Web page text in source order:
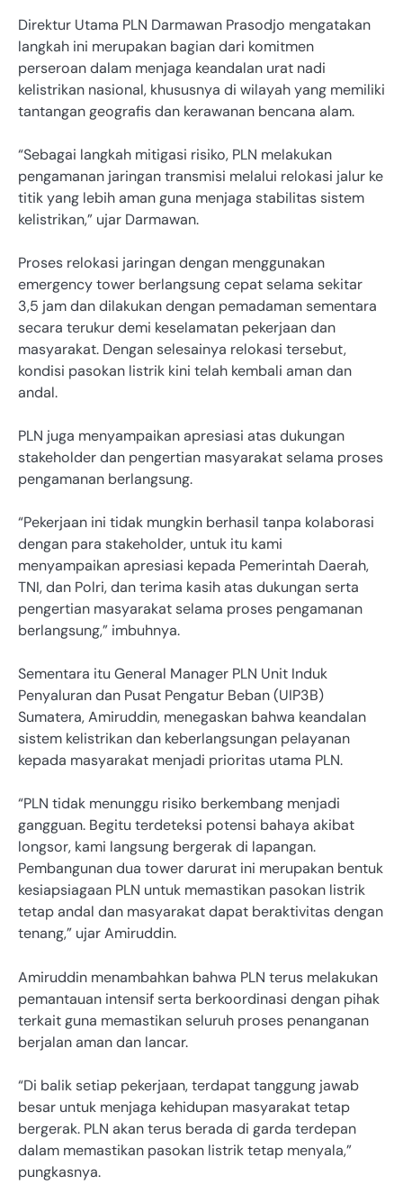
Direktur Utama PLN Darmawan Prasodjo mengatakan
langkah ini merupakan bagian dari komitmen
perseroan dalam menjaga keandalan urat nadi
kelistrikan nasional, khususnya di wilayah yang memiliki
tantangan geografis dan kerawanan bencana alam.
“Sebagai langkah mitigasi risiko, PLN melakukan
pengamanan jaringan transmisi melalui relokasi jalur ke
titik yang lebih aman guna menjaga stabilitas sistem
kelistrikan,” ujar Darmawan.
Proses relokasi jaringan dengan menggunakan
emergency tower berlangsung cepat selama sekitar
3,5 jam dan dilakukan dengan pemadaman sementara
secara terukur demi keselamatan pekerjaan dan
masyarakat. Dengan selesainya relokasi tersebut,
kondisi pasokan listrik kini telah kembali aman dan
andal.
PLN juga menyampaikan apresiasi atas dukungan
stakeholder dan pengertian masyarakat selama proses
pengamanan berlangsung.
“Pekerjaan ini tidak mungkin berhasil tanpa kolaborasi
dengan para stakeholder, untuk itu kami
menyampaikan apresiasi kepada Pemerintah Daerah,
TNI, dan Polri, dan terima kasih atas dukungan serta
pengertian masyarakat selama proses pengamanan
berlangsung,” imbuhnya.
Sementara itu General Manager PLN Unit Induk
Penyaluran dan Pusat Pengatur Beban (UIP3B)
Sumatera, Amiruddin, menegaskan bahwa keandalan
sistem kelistrikan dan keberlangsungan pelayanan
kepada masyarakat menjadi prioritas utama PLN.
“PLN tidak menunggu risiko berkembang menjadi
gangguan. Begitu terdeteksi potensi bahaya akibat
longsor, kami langsung bergerak di lapangan.
Pembangunan dua tower darurat ini merupakan bentuk
kesiapsiagaan PLN untuk memastikan pasokan listrik
tetap andal dan masyarakat dapat beraktivitas dengan
tenang,” ujar Amiruddin.
Amiruddin menambahkan bahwa PLN terus melakukan
pemantauan intensif serta berkoordinasi dengan pihak
terkait guna memastikan seluruh proses penanganan
berjalan aman dan lancar.
“Di balik setiap pekerjaan, terdapat tanggung jawab
besar untuk menjaga kehidupan masyarakat tetap
bergerak. PLN akan terus berada di garda terdepan
dalam memastikan pasokan listrik tetap menyala,”
pungkasnya.